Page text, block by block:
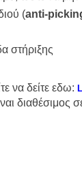
(anti-
στήριξης
να δείτε εδω:
διαθέσιμος